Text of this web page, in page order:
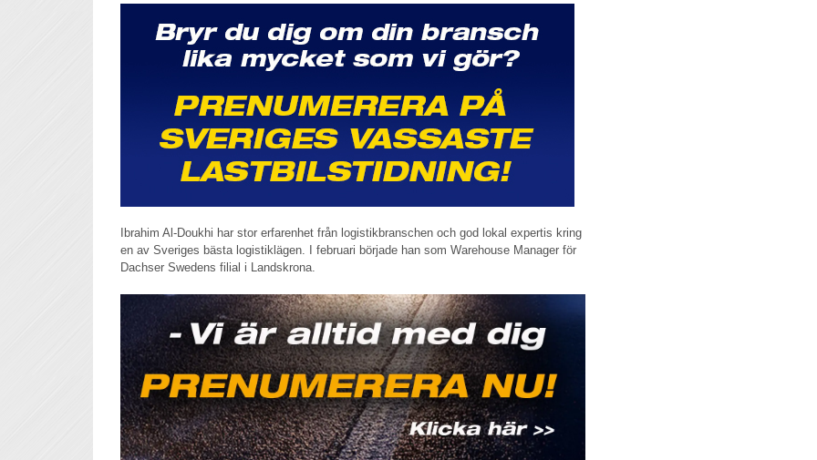
Ibrahim Al-Doukhi har stor erfarenhet från logistikbranschen och god lokal expertis kring
en av Sveriges bästa logistiklägen. I februari började han som Warehouse Manager för
Dachser Swedens filial i Landskrona.